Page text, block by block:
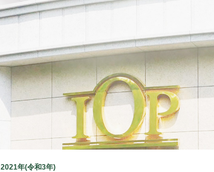
2021年(令和3年)